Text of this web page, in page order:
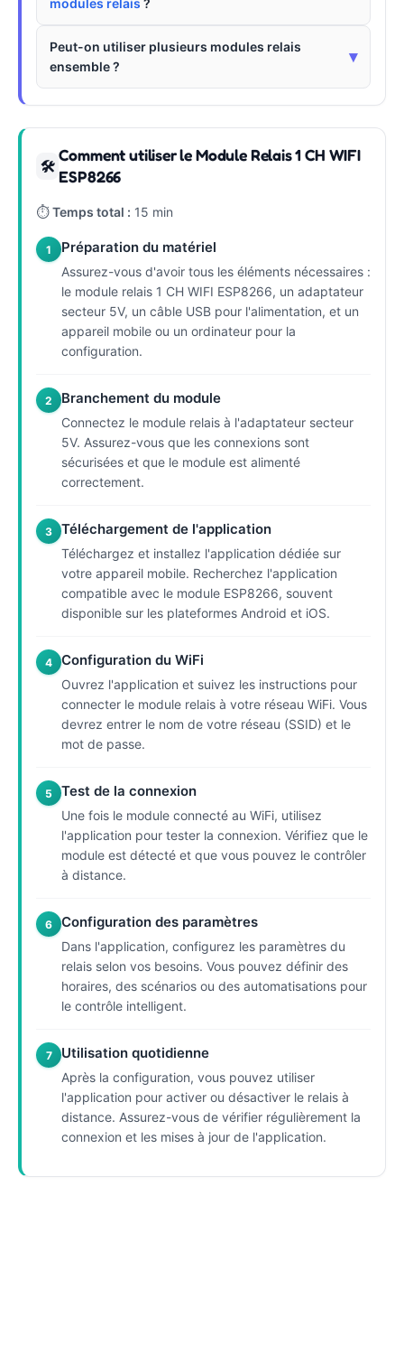
modules relais ?
Peut-on utiliser plusieurs modules relais
ensemble ?
▾
🛠
Comment utiliser le Module Relais 1 CH WIFI
ESP8266
⏱Temps total : 15 min
1 Préparation du matériel
Assurez-vous d'avoir tous les éléments nécessaires :
le module relais 1 CH WIFI ESP8266, un adaptateur
secteur 5V, un câble USB pour l'alimentation, et un
appareil mobile ou un ordinateur pour la
configuration.
2 Branchement du module
Connectez le module relais à l'adaptateur secteur
5V. Assurez-vous que les connexions sont
sécurisées et que le module est alimenté
correctement.
3 Téléchargement de l'application
Téléchargez et installez l'application dédiée sur
votre appareil mobile. Recherchez l'application
compatible avec le module ESP8266, souvent
disponible sur les plateformes Android et iOS.
4 Configuration du WiFi
Ouvrez l'application et suivez les instructions pour
connecter le module relais à votre réseau WiFi. Vous
devrez entrer le nom de votre réseau (SSID) et le
mot de passe.
5 Test de la connexion
Une fois le module connecté au WiFi, utilisez
l'application pour tester la connexion. Vérifiez que le
module est détecté et que vous pouvez le contrôler
à distance.
6 Configuration des paramètres
Dans l'application, configurez les paramètres du
relais selon vos besoins. Vous pouvez définir des
horaires, des scénarios ou des automatisations pour
le contrôle intelligent.
7 Utilisation quotidienne
Après la configuration, vous pouvez utiliser
l'application pour activer ou désactiver le relais à
distance. Assurez-vous de vérifier régulièrement la
connexion et les mises à jour de l'application.